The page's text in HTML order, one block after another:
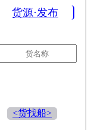
货源·发布
<货找船>